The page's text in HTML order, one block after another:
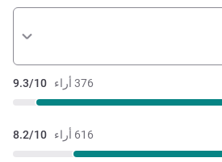
376 أراء 9.3/10
616 أراء 8.2/10